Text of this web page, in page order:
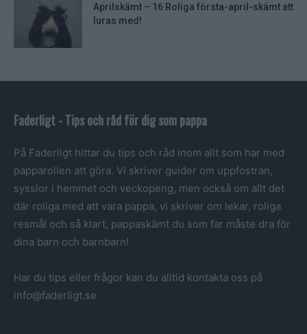
Aprilskämt – 16 Roliga första-april-skämt att
luras med!
Faderligt - Tips och råd för dig som pappa
På Faderligt hittar du tips och råd inom allt som har med
papparollen att göra. Vi skriver guider om uppfostran,
sysslor i hemmet och veckopeng, men också om allt det
där roliga med att vara pappa, vi skriver om lekar, roliga
resmål och så klart, pappaskämt du som far måste dra för
dina barn och barnbarn!
Har du tips eller frågor kan du alltid kontakta oss på
info@faderligt.se